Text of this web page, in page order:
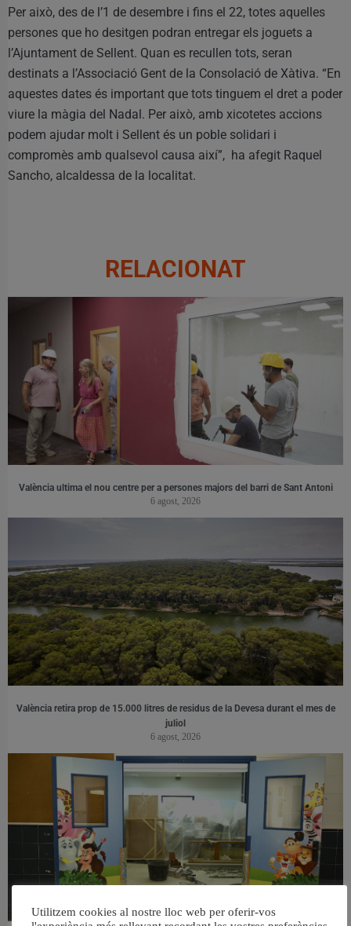
Per això, des de l’1 de desembre i fins el 22, totes aquelles
persones que ho desitgen podran entregar els joguets a
l’Ajuntament de Sellent. Quan es recullen tots, seran
destinats a l’Associació Gent de la Consolació de Xàtiva. “En
aquestes dates és important que tots tinguem el dret a poder
viure la màgia del Nadal. Per això, amb xicotetes accions
podem ajudar molt i Sellent és un poble solidari i
compromès amb qualsevol causa així”, ha afegit Raquel
Sancho, alcaldessa de la localitat.
RELACIONAT
València ultima el nou centre per a persones majors del barri de Sant Antoni
6 agost, 2026
València retira prop de 15.000 litres de residus de la Devesa durant el mes de
juliol
6 agost, 2026
Utilitzem cookies al nostre lloc web per oferir-vos